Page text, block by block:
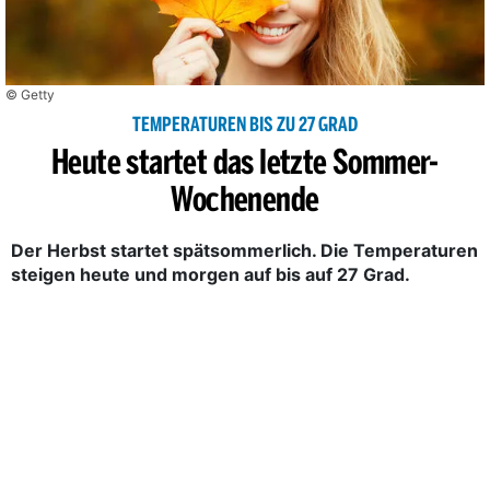
© Getty
TEMPERATUREN BIS ZU 27 GRAD
Heute startet das letzte Sommer-
Wochenende
Der Herbst startet spätsommerlich. Die Temperaturen
steigen heute und morgen auf bis auf 27 Grad.